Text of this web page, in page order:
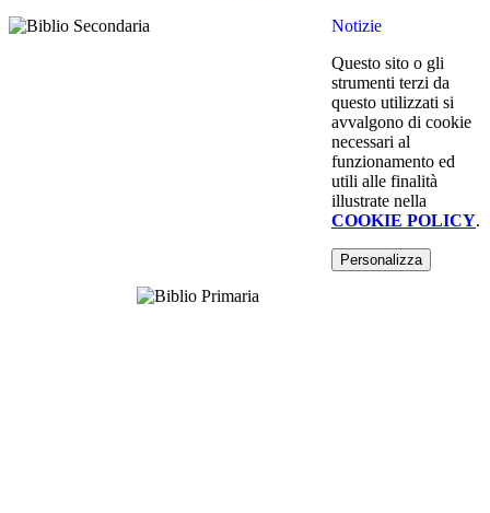
Notizie
Questo sito o gli
strumenti terzi da
questo utilizzati si
avvalgono di cookie
necessari al
funzionamento ed
utili alle finalità
illustrate nella
COOKIE POLICY.
Personalizza